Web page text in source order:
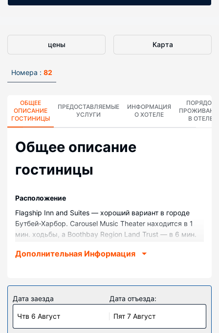
цены Карта
Номера : 82
ОБЩЕЕ
ОПИСАНИЕ
ГОСТИНИЦЫ
ПРЕДОСТАВЛЯЕМЫЕ
УСЛУГИ
ИНФОРМАЦИЯ
О ХОТЕЛЕ
ПОРЯДОК
В ОТЕЛЕ
Общее описание
гостиницы
Pасположение
Flagship Inn and Suites — хороший вариант в городе
Бутбей-Харбор. Carousel Music Theater находится в 1
мин. ходьбы, а Boothbay Region Land Trust — в 6 мин.
расположением: Музей исторического сообщества
Почувствуйте себя как дома в одном из 82 номеров,
которые оснащены следующим оборудованием:
холодильник и плоскоэкранные телевизоры.
Дополнительная Информация
Дата заезда
Чтв 6 Август
Дата отъезда:
Пят 7 Август